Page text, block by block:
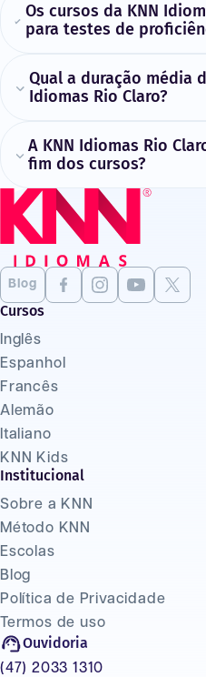
Os cursos da KNN
para testes de
Qual a duração média
Idiomas Rio Claro?
A KNN Idiomas Rio
fim dos cursos?
Blog
Cursos
Inglês
Espanhol
Francês
Alemão
Italiano
KNN Kids
Institucional
Sobre a KNN
Método KNN
Escolas
Blog
Política de Privacidade
Termos de uso
Ouvidoria
(47) 2033 1310